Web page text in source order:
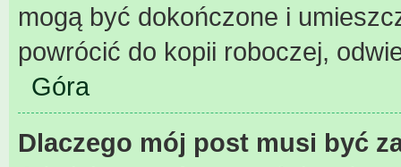
mogą być dokończone i
powrócić do kopii roboczej,
Góra
Dlaczego mój post musi być